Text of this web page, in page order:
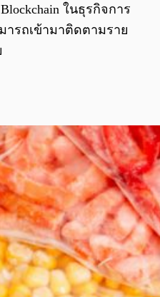
ในธุรกิจการ
รถเข้ามาติดตามราย